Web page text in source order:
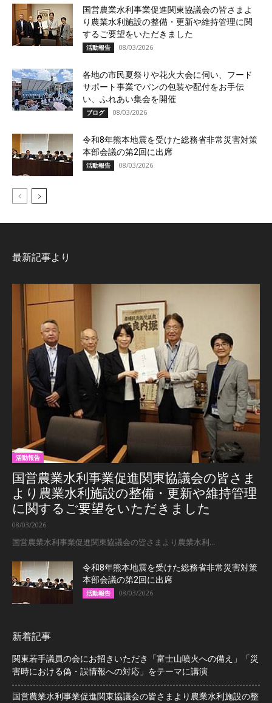
国営農業水利事業促進関東協議会の皆さまよ
り農業水利施設の整備・更新や維持管理に関
するご要望をいただきました
活動報告 08/03/2026
各地の市民夏祭りや花火大会に伺い、フード
サポート事業でパンの包装や配付をお手伝
い、ふれあい集会を開催
ブログ 08/03/2026
令和8年熊本地震を受けた総務省非常災害対策
本部会議の第2回に出席
活動報告 08/03/2026
最新記事より
活動報告
国営農業水利事業促進関東協議会の皆さま
より農業水利施設の整備・更新や維持管理
に関するご要望をいただきました
08/03/2026
国営農業水利事業促進関東協議会の皆さまより農業水利...
令和8年熊本地震を受けた総務省非常災害対策
本部会議の第2回に出席
活動報告 08/03/2026
新着記事
関東若手議員の会にお招きいただき「富士山噴火への備え」「災
害時における偽・誤情報への対応」をテーマに講演
国営農業水利事業促進関東協議会の皆さまより農業水利施設の整